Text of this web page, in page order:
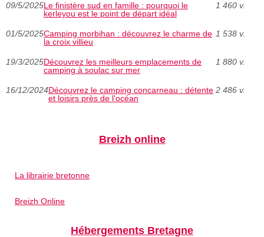
09/5/2025Le finistère sud en famille : pourquoi le
kerleyou est le point de départ idéal
1 460 v.
01/5/2025Camping morbihan : découvrez le charme de
la croix villieu
1 538 v.
19/3/2025Découvrez les meilleurs emplacements de
camping à soulac sur mer
1 880 v.
16/12/2024Découvrez le camping concarneau : détente
et loisirs près de l'océan
2 486 v.
Breizh online
La librairie bretonne
Breizh Online
Hébergements Bretagne